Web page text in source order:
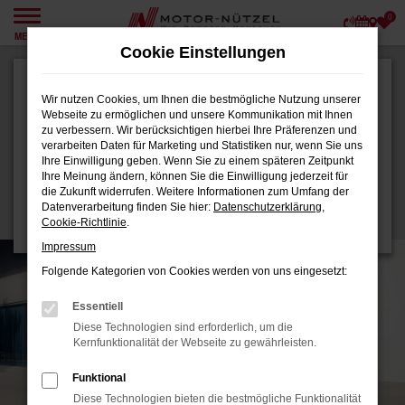
Zum
MENÜ
0
Der VW T-Roc R-Line
Leasingangebot für Privatkunden | Jetzt
sichern
ab159€
monatlich
Cookie Einstellungen
Wir nutzen Cookies, um Ihnen die bestmögliche Nutzung unserer
Webseite zu ermöglichen und unsere Kommunikation mit Ihnen
zu verbessern. Wir berücksichtigen hierbei Ihre Präferenzen und
verarbeiten Daten für Marketing und Statistiken nur, wenn Sie uns
Ihre Einwilligung geben. Wenn Sie zu einem späteren Zeitpunkt
Ihre Meinung ändern, können Sie die Einwilligung jederzeit für
die Zukunft widerrufen. Weitere Informationen zum Umfang der
Datenverarbeitung finden Sie hier: Datenschutzerklärung,
Cookie-Richtlinie.
Impressum
Folgende Kategorien von Cookies werden von uns eingesetzt:
Essentiell
Diese Technologien sind erforderlich, um die
Kernfunktionalität der Webseite zu gewährleisten.
Funktional
Diese Technologien bieten die bestmögliche Funktionalität